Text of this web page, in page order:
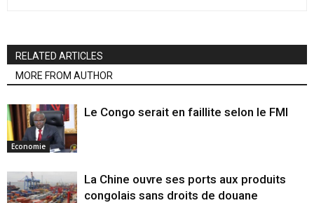
RELATED ARTICLES
MORE FROM AUTHOR
Economie
Le Congo serait en faillite selon le FMI
La Chine ouvre ses ports aux produits
congolais sans droits de douane